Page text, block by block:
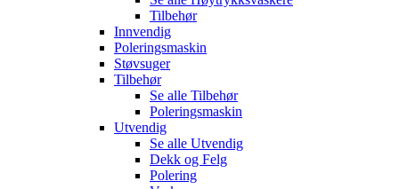
Tilbehør
Innvendig
Poleringsmaskin
Støvsuger
Tilbehør
Se alle Tilbehør
Poleringsmaskin
Utvendig
Se alle Utvendig
Dekk og Felg
Polering